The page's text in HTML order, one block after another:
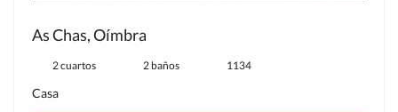
As Chas, Oímbra
2 cuartos 2 baños 1134
Casa